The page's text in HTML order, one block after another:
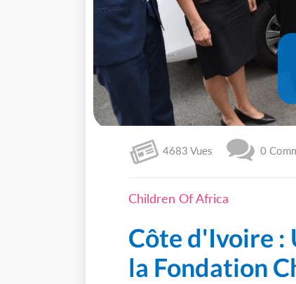
4683 Vues 0
Children Of Africa
Côte d'Ivoire :
la Fondation